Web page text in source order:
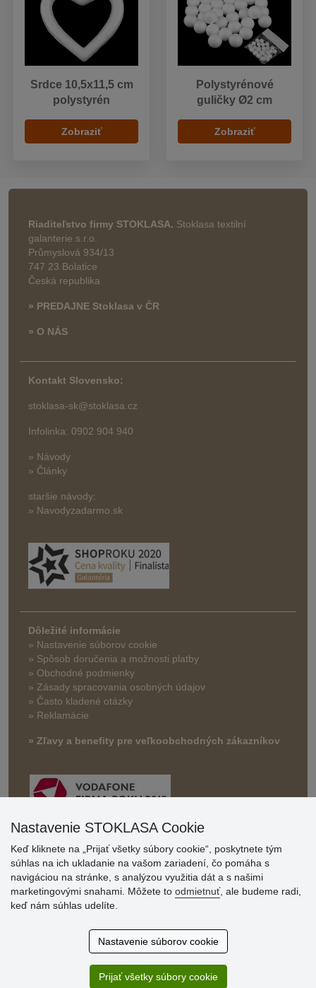
Srdce 10,5x11,5 cm
polystyrén
Zobraziť
Polystyrénové
guličky Ø2 cm
Zobraziť
Riaditeľstvo firmy STOKLASA. Stoklasa textilní
galanterie s.r.o.
Průmyslová 934/13
747 23 Bolatice
Česká republika
» PREDAJNE Stoklasa v ČR
» O NÁS
Kontakt Slovensko:
stoklasa-sk@stoklasa.cz
Infolinka: 0902 904 940
» Návody
» Články
staršie návody:
» Navodyzadarmo.sk
Dôležité informácie
» Nastavenie súborov cookie
» Spôsob doručenia a možnosti platby
» Obchodné podmienky
» Zásady spracovania osobných údajov
» Často kladené otázky
» Reklamácie
» Zľavy a benefity pre veľkoobchodných zákazníkov
Hodnotenia
zákazníkov
zásielka sa nezmestí do boxu, tak sme to dali na poštu....
Nastavenie STOKLASA Cookie
Keď kliknete na „Prijať všetky súbory cookie“, poskytnete tým
súhlas na ich ukladanie na vašom zariadení, čo pomáha s
navigáciou na stránke, s analýzou využitia dát a s našimi
marketingovými snahami. Môžete to odmietnuť, ale budeme radi,
keď nám súhlas udelíte.
Nastavenie súborov cookie
Prijať všetky súbory cookie